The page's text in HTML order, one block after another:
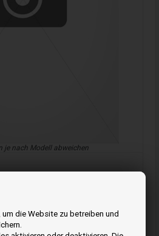
die Website zu betreiben und
je nach Modell abweichen
der Artikel wieder auf Lager ist